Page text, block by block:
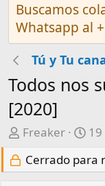
Buscamos
Whatsapp al
Tú y Tu
Todos nos
[2020]
A
t
Freaker
F
c
Cerrado para